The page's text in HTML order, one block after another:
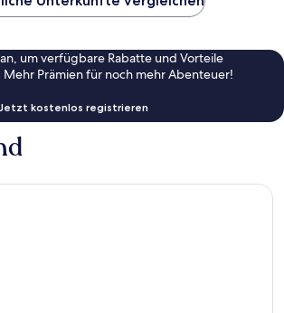
um verfügbare Rabatte und Vorteile
Mehr Prämien für noch mehr Abenteuer!
kostenlos registrieren